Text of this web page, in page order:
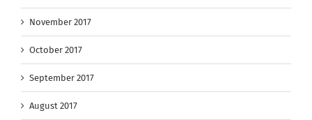
November 2017
October 2017
September 2017
August 2017